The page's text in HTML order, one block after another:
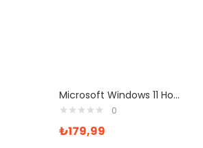
Microsoft Windows 11 Home ve Office 365 Pro Plus Yazılım
0
₺179,99